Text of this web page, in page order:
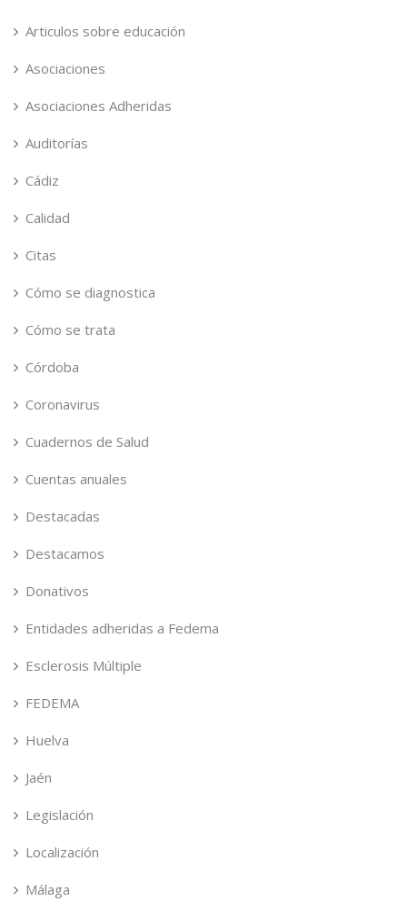
Articulos sobre educación
Asociaciones
Asociaciones Adheridas
Auditorías
Cádiz
Calidad
Citas
Cómo se diagnostica
Cómo se trata
Córdoba
Coronavirus
Cuadernos de Salud
Cuentas anuales
Destacadas
Destacamos
Donativos
Entidades adheridas a Fedema
Esclerosis Múltiple
FEDEMA
Huelva
Jaén
Legislación
Localización
Málaga